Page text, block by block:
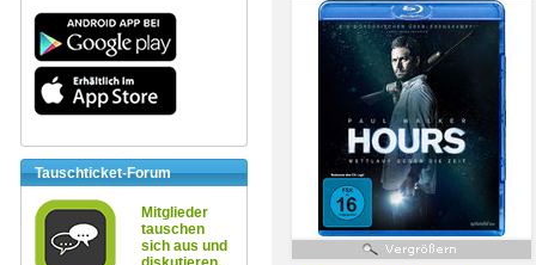
Tauschticket-Forum
Mitglieder
tauschen
sich aus und